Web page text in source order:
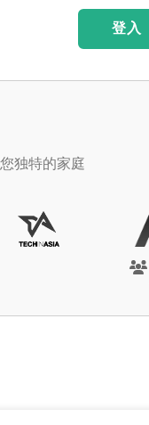
登入
独特的家庭